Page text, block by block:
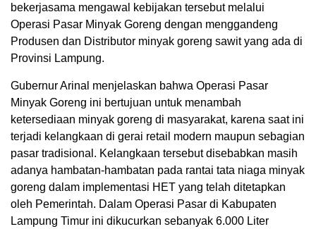
bekerjasama mengawal kebijakan tersebut melalui
Operasi Pasar Minyak Goreng dengan menggandeng
Produsen dan Distributor minyak goreng sawit yang ada di
Provinsi Lampung.
Gubernur Arinal menjelaskan bahwa Operasi Pasar
Minyak Goreng ini bertujuan untuk menambah
ketersediaan minyak goreng di masyarakat, karena saat ini
terjadi kelangkaan di gerai retail modern maupun sebagian
pasar tradisional. Kelangkaan tersebut disebabkan masih
adanya hambatan-hambatan pada rantai tata niaga minyak
goreng dalam implementasi HET yang telah ditetapkan
oleh Pemerintah. Dalam Operasi Pasar di Kabupaten
Lampung Timur ini dikucurkan sebanyak 6.000 Liter